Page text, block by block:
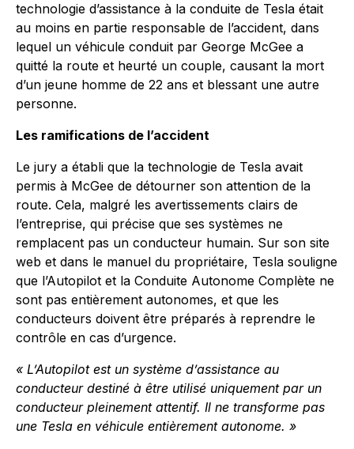
technologie d’assistance à la conduite de Tesla était
au moins en partie responsable de l’accident, dans
lequel un véhicule conduit par George McGee a
quitté la route et heurté un couple, causant la mort
d’un jeune homme de 22 ans et blessant une autre
personne.
Les ramifications de l’accident
Le jury a établi que la technologie de Tesla avait
permis à McGee de détourner son attention de la
route. Cela, malgré les avertissements clairs de
l’entreprise, qui précise que ses systèmes ne
remplacent pas un conducteur humain. Sur son site
web et dans le manuel du propriétaire, Tesla souligne
que l’Autopilot et la Conduite Autonome Complète ne
sont pas entièrement autonomes, et que les
conducteurs doivent être préparés à reprendre le
contrôle en cas d’urgence.
« L’Autopilot est un système d’assistance au
conducteur destiné à être utilisé uniquement par un
conducteur pleinement attentif. Il ne transforme pas
une Tesla en véhicule entièrement autonome. »